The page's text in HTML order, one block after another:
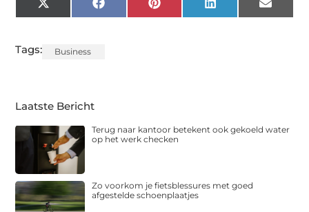
X
(Twitter)
FacebookPinterest LinkedIn Email
Tags: Business
Laatste Bericht
Terug naar kantoor betekent ook gekoeld water
op het werk checken
Zo voorkom je fietsblessures met goed
afgestelde schoenplaatjes